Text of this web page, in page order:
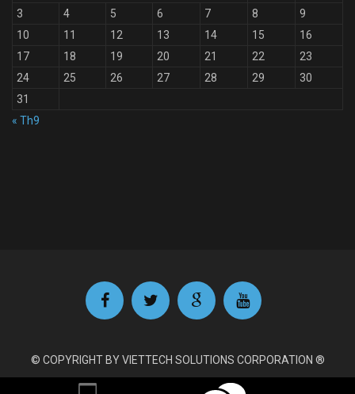
3
4 5 6 7 8
9
10
11 12 13 14 15
16
17
18 19 20 21 22
23
24
25 26 27 28 29
30
31
« Th9
© COPYRIGHT BY VIETTECH SOLUTIONS CORPORATION ®